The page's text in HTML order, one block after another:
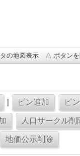
タの地図表示 △ ボタン